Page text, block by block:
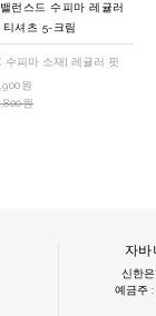
런스드 수피마 레귤러
티셔츠 5-크림
수피마 소재] 레귤러 핏
원
원
자바
신한은
예금주